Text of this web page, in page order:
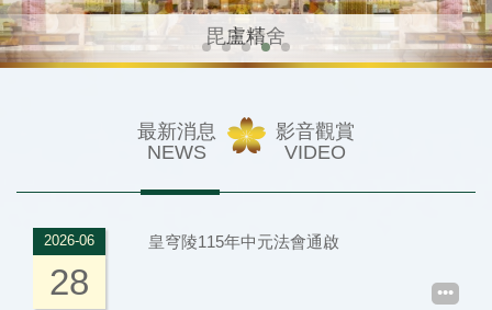
皇穹陵紀念花園景觀 雨後景觀
永恆博愛
園區空拍
毘盧精舍
主塔
最新消息
NEWS
影音觀賞
VIDEO
2026-06
28
皇穹陵115年中元法會通啟
•••